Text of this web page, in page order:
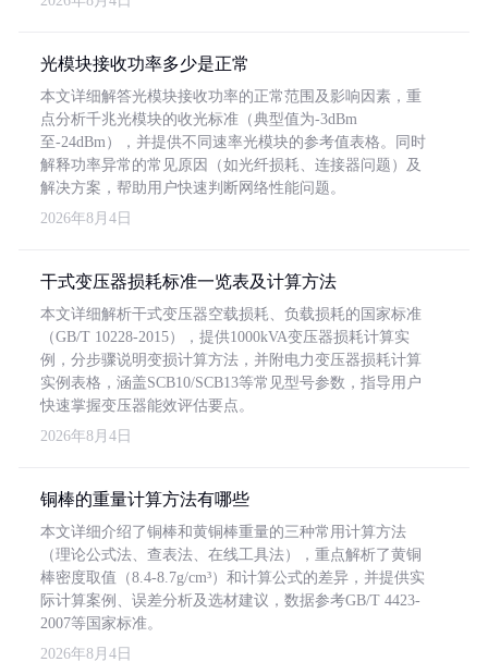
光模块接收功率多少是正常
本文详细解答光模块接收功率的正常范围及影响因素，重
点分析千兆光模块的收光标准（典型值为-3dBm
至-24dBm），并提供不同速率光模块的参考值表格。同时
解释功率异常的常见原因（如光纤损耗、连接器问题）及
解决方案，帮助用户快速判断网络性能问题。
2026年8月4日
干式变压器损耗标准一览表及计算方法
本文详细解析干式变压器空载损耗、负载损耗的国家标准
（GB/T 10228-2015），提供1000kVA变压器损耗计算实
例，分步骤说明变损计算方法，并附电力变压器损耗计算
实例表格，涵盖SCB10/SCB13等常见型号参数，指导用户
快速掌握变压器能效评估要点。
2026年8月4日
铜棒的重量计算方法有哪些
本文详细介绍了铜棒和黄铜棒重量的三种常用计算方法
（理论公式法、查表法、在线工具法），重点解析了黄铜
棒密度取值（8.4-8.7g/cm³）和计算公式的差异，并提供实
际计算案例、误差分析及选材建议，数据参考GB/T 4423-
2007等国家标准。
2026年8月4日